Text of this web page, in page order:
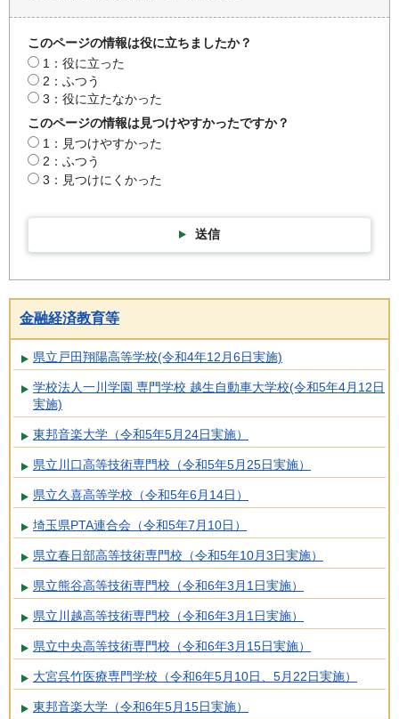
このページの情報は役に立ちましたか？
1：役に立った
2：ふつう
3：役に立たなかった
このページの情報は見つけやすかったですか？
1：見つけやすかった
2：ふつう
3：見つけにくかった
送信
金融経済教育等
県立戸田翔陽高等学校(令和4年12月6日実施)
学校法人一川学園 専門学校 越生自動車大学校(令和5年4月12日
実施)
東邦音楽大学（令和5年5月24日実施）
県立川口高等技術専門校（令和5年5月25日実施）
県立久喜高等学校（令和5年6月14日）
埼玉県PTA連合会（令和5年7月10日）
県立春日部高等技術専門校（令和5年10月3日実施）
県立熊谷高等技術専門校（令和6年3月1日実施）
県立川越高等技術専門校（令和6年3月1日実施）
県立中央高等技術専門校（令和6年3月15日実施）
大宮呉竹医療専門学校（令和6年5月10日、5月22日実施）
東邦音楽大学（令和6年5月15日実施）